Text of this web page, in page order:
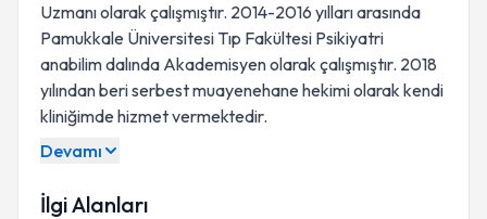
Uzmanı olarak çalışmıştır. 2014-2016 yılları arasında
Pamukkale Üniversitesi Tıp Fakültesi Psikiyatri
anabilim dalında Akademisyen olarak çalışmıştır. 2018
yılından beri serbest muayenehane hekimi olarak kendi
kliniğimde hizmet vermektedir.
Devamı
İlgi Alanları